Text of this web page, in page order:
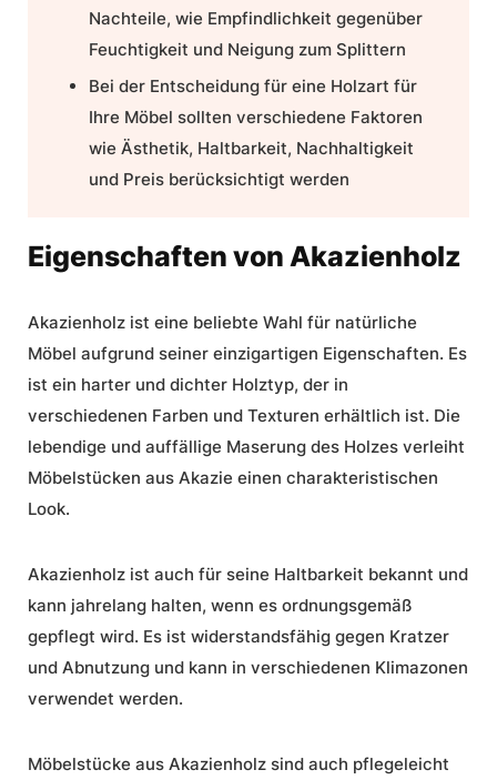
Nachteile, wie Empfindlichkeit gegenüber
Feuchtigkeit und Neigung zum Splittern
Bei der Entscheidung für eine Holzart für
Ihre Möbel sollten verschiedene Faktoren
wie Ästhetik, Haltbarkeit, Nachhaltigkeit
und Preis berücksichtigt werden
Eigenschaften von Akazienholz
Akazienholz ist eine beliebte Wahl für natürliche
Möbel aufgrund seiner einzigartigen Eigenschaften. Es
ist ein harter und dichter Holztyp, der in
verschiedenen Farben und Texturen erhältlich ist. Die
lebendige und auffällige Maserung des Holzes verleiht
Möbelstücken aus Akazie einen charakteristischen
Look.
Akazienholz ist auch für seine Haltbarkeit bekannt und
kann jahrelang halten, wenn es ordnungsgemäß
gepflegt wird. Es ist widerstandsfähig gegen Kratzer
und Abnutzung und kann in verschiedenen Klimazonen
verwendet werden.
Möbelstücke aus Akazienholz sind auch pflegeleicht